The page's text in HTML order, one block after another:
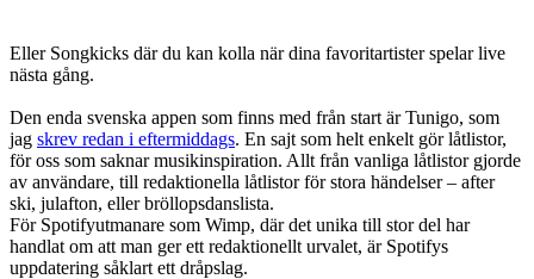
Eller Songkicks där du kan kolla när dina favoritartister spelar live
nästa gång.
Den enda svenska appen som finns med från start är Tunigo, som
jag skrev redan i eftermiddags. En sajt som helt enkelt gör låtlistor,
för oss som saknar musikinspiration. Allt från vanliga låtlistor gjorde
av användare, till redaktionella låtlistor för stora händelser – after
ski, julafton, eller bröllopsdanslista.
För Spotifyutmanare som Wimp, där det unika till stor del har
handlat om att man ger ett redaktionellt urvalet, är Spotifys
uppdatering såklart ett dråpslag.